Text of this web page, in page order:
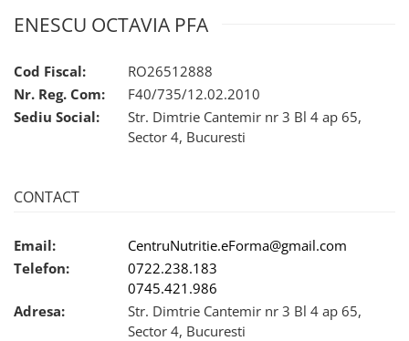
ENESCU OCTAVIA PFA
Cod Fiscal:
RO26512888
Nr. Reg. Com:
F40/735/12.02.2010
Sediu Social:
Str. Dimtrie Cantemir nr 3 Bl 4 ap 65,
Sector 4, Bucuresti
CONTACT
Email:
CentruNutritie.eForma@gmail.com
Telefon:
0722.238.183
0745.421.986
Adresa:
Str. Dimtrie Cantemir nr 3 Bl 4 ap 65,
Sector 4, Bucuresti